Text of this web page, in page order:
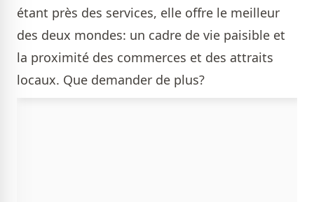
étant près des services, elle offre le meilleur
des deux mondes: un cadre de vie paisible et
la proximité des commerces et des attraits
locaux. Que demander de plus?